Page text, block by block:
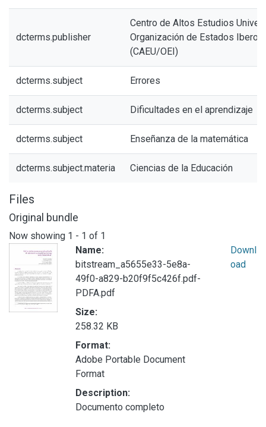
dcterms.publisher
Centro de Altos Estudios
Organización de Estados
(CAEU/OEI)
dcterms.subject Errores
dcterms.subject Dificultades en el aprendizaje
dcterms.subject Enseñanza de la matemática
dcterms.subject.materia Ciencias de la Educación
Files
Original bundle
Now showing 1 - 1 of 1
Name:
bitstream_a5655e33-5e8a-
49f0-a829-b20f9f5c426f.pdf-
PDFA.pdf
Size:
258.32 KB
Format:
Adobe Portable Document
Format
Description:
Documento completo
Downl
oad